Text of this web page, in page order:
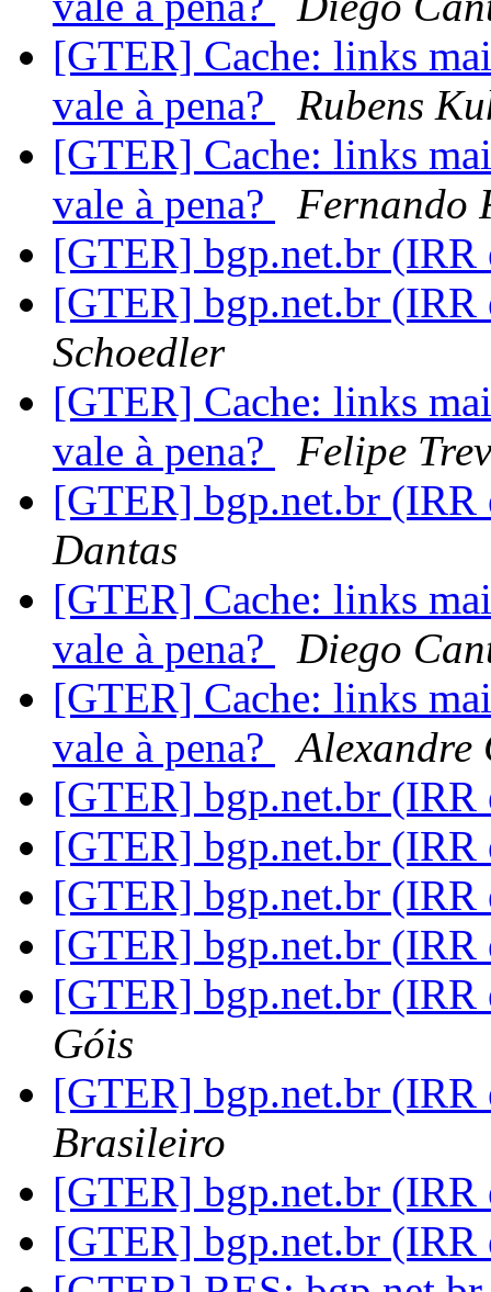
[GTER] Cache: links
vale à pena?
Rubens
[GTER] Cache: links
vale à pena?
Fernando
[GTER] bgp.net.br (IRR
[GTER] bgp.net.br (IRR
Schoedler
[GTER] Cache: links
vale à pena?
Felipe
[GTER] bgp.net.br (IRR
Dantas
[GTER] Cache: links
vale à pena?
Diego
[GTER] Cache: links
vale à pena?
Alexandre
[GTER] bgp.net.br (IRR
[GTER] bgp.net.br (IRR
[GTER] bgp.net.br (IRR
[GTER] bgp.net.br (IRR
[GTER] bgp.net.br (IRR
Góis
[GTER] bgp.net.br (IRR
Brasileiro
[GTER] bgp.net.br (IRR
[GTER] bgp.net.br (IRR